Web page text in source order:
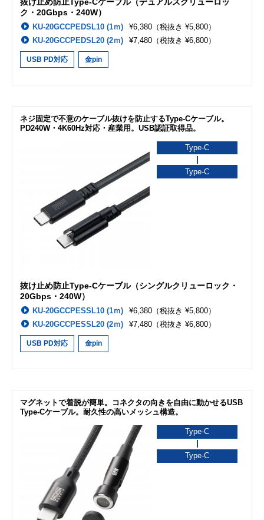
ク・20Gbps・240W）
KU-20GCCPEDSL10 (1ｍ) ¥6,380 （税抜き ¥5,800）
KU-20GCCPEDSL20 (2ｍ)
¥7,480 （税抜き ¥6,800）
USB PD対応 金pin
ネジ固定で不意のケーブル抜けを防止するType-Cケーブル。
PD240W・4K60Hz対応・産業用。USB認証取得品。
Type-C
Type-C
抜け止め防止Type-Cケーブル（シングルクリューロック・
20Gbps・240W）
KU-20GCCPESSL10 (1ｍ) ¥6,380 （税抜き ¥5,800）
KU-20GCCPESSL20 (2ｍ)
¥7,480 （税抜き ¥6,800）
USB PD対応 金pin
マグネットで着脱が簡単。コネクタの向きを自由に動かせるUSB
Type-Cケーブル。耐久性の高いメッシュ構造。
Type-C
Type-C